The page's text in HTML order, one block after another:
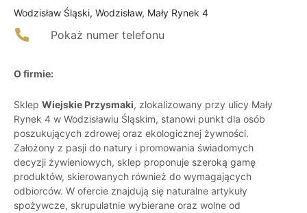
Wodzisław Śląski, Wodzisław, Mały Rynek 4
Pokaż numer telefonu
O firmie:
Sklep Wiejskie Przysmaki, zlokalizowany przy ulicy Mały
Rynek 4 w Wodzisławiu Śląskim, stanowi punkt dla osób
poszukujących zdrowej oraz ekologicznej żywności.
Założony z pasji do natury i promowania świadomych
decyzji żywieniowych, sklep proponuje szeroką gamę
produktów, skierowanych również do wymagających
odbiorców. W ofercie znajdują się naturalne artykuły
spożywcze, skrupulatnie wybierane oraz wolne od